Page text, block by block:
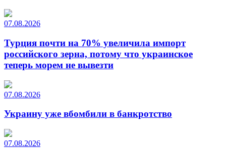
07.08.2026
Турция почти на 70% увеличила импорт
российского зерна, потому что украинское
теперь морем не вывезти
07.08.2026
Украину уже вбомбили в банкротство
07.08.2026